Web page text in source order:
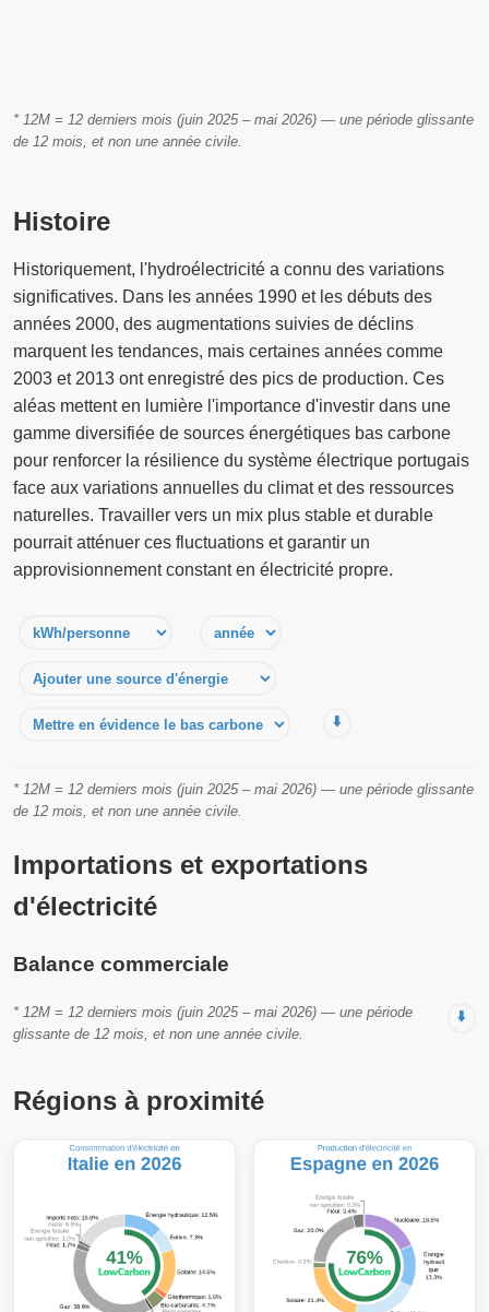
* 12M = 12 derniers mois (juin 2025 – mai 2026) — une période glissante
de 12 mois, et non une année civile.
Histoire
Historiquement, l'hydroélectricité a connu des variations
significatives. Dans les années 1990 et les débuts des
années 2000, des augmentations suivies de déclins
marquent les tendances, mais certaines années comme
2003 et 2013 ont enregistré des pics de production. Ces
aléas mettent en lumière l'importance d'investir dans une
gamme diversifiée de sources énergétiques bas carbone
pour renforcer la résilience du système électrique portugais
face aux variations annuelles du climat et des ressources
naturelles. Travailler vers un mix plus stable et durable
pourrait atténuer ces fluctuations et garantir un
approvisionnement constant en électricité propre.
⬇️
* 12M = 12 derniers mois (juin 2025 – mai 2026) — une période glissante
de 12 mois, et non une année civile.
Importations et exportations
d'électricité
Balance commerciale
⬇️
* 12M = 12 derniers mois (juin 2025 – mai 2026) — une période
glissante de 12 mois, et non une année civile.
Régions à proximité